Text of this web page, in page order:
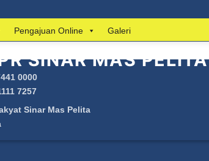
Pengajuan Online Galeri
SINAR MAS PELITA
0000
7257
Sinar Mas Pelita